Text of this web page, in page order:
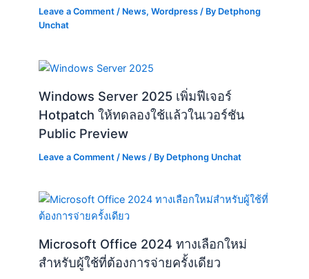
Leave a Comment / News,Wordpress / By Detphong
Unchat
Windows Server 2025 เพิ่มฟีเจอร์
Hotpatch ให้ทดลองใช้แล้วในเวอร์ชัน
Public Preview
Leave a Comment / News / By Detphong Unchat
Microsoft Office 2024 ทางเลือกใหม่
สำหรับผู้ใช้ที่ต้องการจ่ายครั้งเดียว